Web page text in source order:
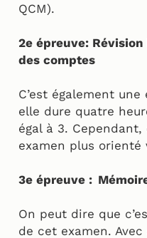
QCM).
2e épreuve:
des comptes
C’est également
elle dure quatre
égal à 3. Cependant,
examen plus orienté
3e épreuve :
On peut dire que
de cet examen.